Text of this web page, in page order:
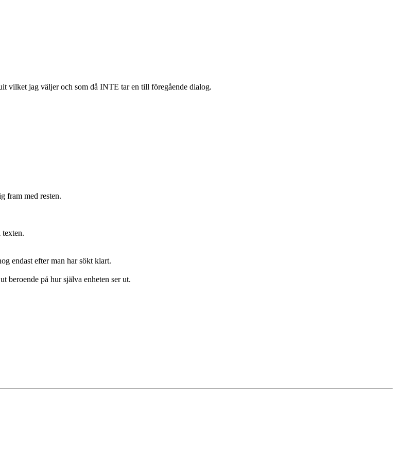
vilket jag väljer och som då INTE tar en till föregående dialog.
fram med resten.
texten.
endast efter man har sökt klart.
beroende på hur själva enheten ser ut.